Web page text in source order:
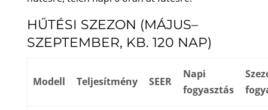
HŰTÉSI SZEZON (MÁJUS–
SZEPTEMBER, KB. 120 NAP)
Modell Teljesítmény SEER
Napi
fogyasztás